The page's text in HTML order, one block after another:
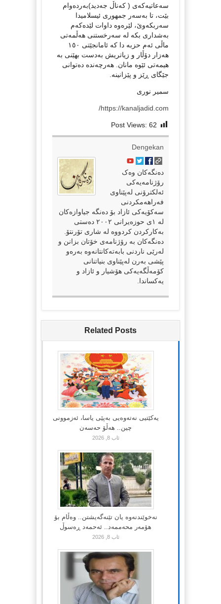
سەعاتیەکەی ( کەناڵ جەدید)بەردەوام
بێت، تا بەسەر جمهوری ئیسلامیدا
سەربکەوێ، لێرەوە داوات لێدەکەم
بەشداری بکە لە سەرخستنی هەڵمەتی
ماڵی ئەم حزبە دا کە ئامانجێتی ١٥٠
هەزار دۆڵار و زیاتریش بەدست بهێنی بە
هیمەتی ئێوە مانان. هەرچەندە دەتوانی
جێگای ڕێز و پێزانینە.
سمیر نوری
https://kanaljadid.com/
Post Views: 62
Dengekan
دەنگەکان وەک
رۆژنامەیەکی
ئەلکترۆنی لەپێناوی
فەراهەمکردنی
سەکۆیەکی ئازاد بۆ دەنگە جیاوازەکان
لە ١ی حوزەیرانی ٢٠٠٢ دەستی
بەکارکردن کردووە لە شاری تۆرنتۆ.
دەنگەکان بە رۆژنامەی خۆتان بزانن و
لەرێی ناردنی بابەتەکانتانەوە بەرەو
پێشی بەرن لەپێناوی بنیاتنانی
کۆمەڵگەیەکی هۆشیار و ئازاد و
یەکساندا.
Related Posts
یەکێتیی نەتەوەیی بەپێی یاسا، ئەزموونی
چین.. هەڵۆ حەسەن
ئاب 8, 2026
نەخوێندنەوە یان تێنەگەیشتن.. وەڵام بۆ
هۆمەر محەممەد.. ئەحمەد ڕەسوڵ
ئاب 8, 2026